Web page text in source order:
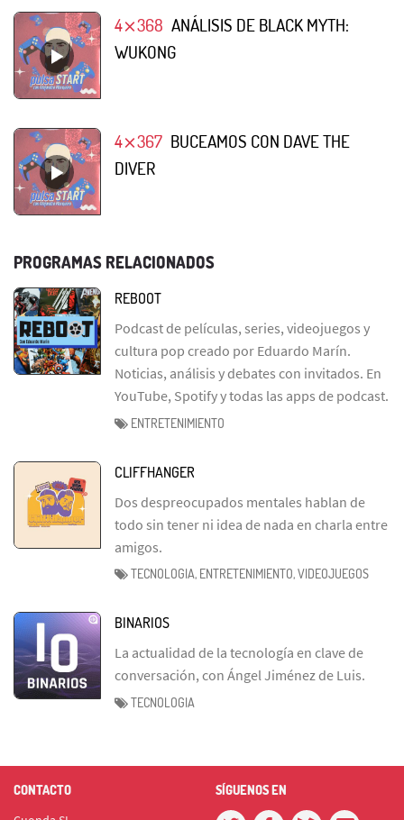
4⨯368 ANÁLISIS DE BLACK MYTH:
WUKONG
4⨯367 BUCEAMOS CON DAVE THE
DIVER
PROGRAMAS RELACIONADOS
REBOOT
Podcast de películas, series, videojuegos y
cultura pop creado por Eduardo Marín.
Noticias, análisis y debates con invitados. En
YouTube, Spotify y todas las apps de podcast.
ENTRETENIMIENTO
CLIFFHANGER
Dos despreocupados mentales hablan de
todo sin tener ni idea de nada en charla entre
amigos.
TECNOLOGIA, ENTRETENIMIENTO, VIDEOJUEGOS
BINARIOS
La actualidad de la tecnología en clave de
conversación, con Ángel Jiménez de Luis.
TECNOLOGIA
CONTACTO SÍGUENOS EN